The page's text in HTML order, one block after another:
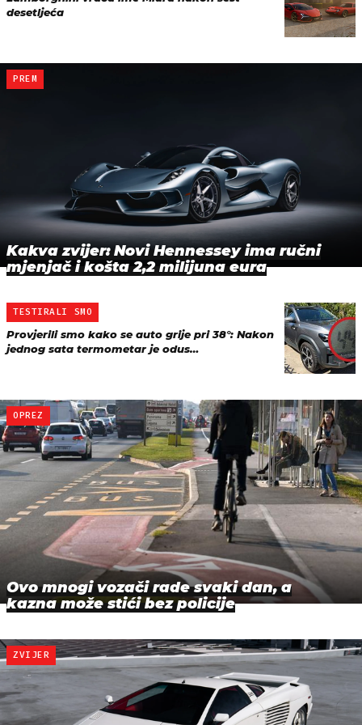
desetljeća
PREM
Kakva zvijer: Novi Hennessey ima ručni
mjenjač i košta 2,2 milijuna eura
TESTIRALI SMO
Provjerili smo kako se auto grije pri 38°: Nakon
jednog sata termometar je odus…
OPREZ
Ovo mnogi vozači rade svaki dan, a
kazna može stići bez policije
ZVIJER